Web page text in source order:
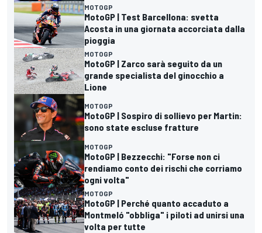
MOTOGP
MotoGP | Test Barcellona: svetta
Acosta in una giornata accorciata dalla
pioggia
MOTOGP
MotoGP | Zarco sarà seguito da un
grande specialista del ginocchio a
Lione
MOTOGP
MotoGP | Sospiro di sollievo per Martin:
sono state escluse fratture
MOTOGP
MotoGP | Bezzecchi: "Forse non ci
rendiamo conto dei rischi che corriamo
ogni volta"
MOTOGP
MotoGP | Perché quanto accaduto a
Montmeló "obbliga" i piloti ad unirsi una
volta per tutte